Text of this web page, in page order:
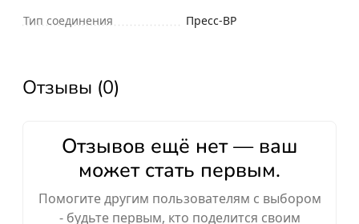
Тип соединения
Пресс-ВР
Отзывы (0)
Отзывов ещё нет — ваш
может стать первым.
Помогите другим пользователям с выбором
- будьте первым, кто поделится своим